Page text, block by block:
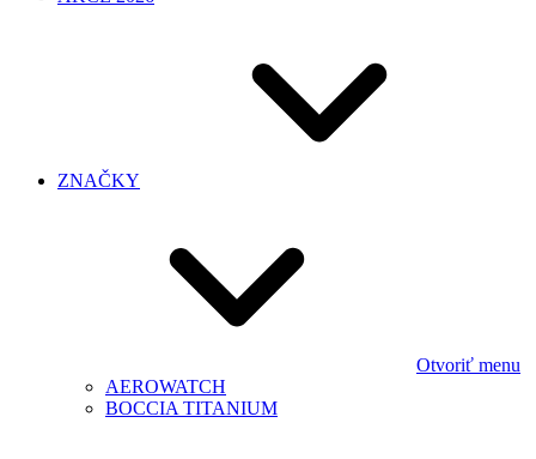
ZNAČKY
Otvoriť menu
AEROWATCH
BOCCIA TITANIUM